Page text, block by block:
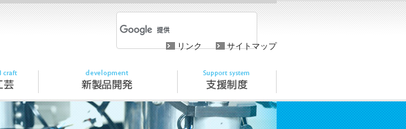
リンク サイトマップ